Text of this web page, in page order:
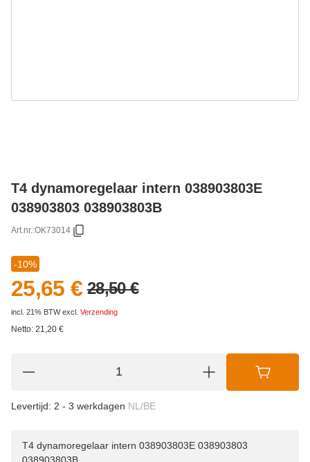
T4 dynamoregelaar intern 038903803E
038903803 038903803B
Art.nr.:OK73014
-10%
25,65 € 28,50 €
incl. 21% BTWexcl. Verzending
Netto: 21,20 €
Levertijd: 2 - 3 werkdagen NL/BE
T4 dynamoregelaar intern 038903803E 038903803
038903803B